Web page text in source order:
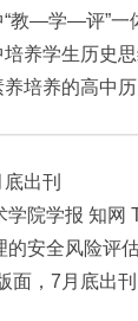
“教—学—评”一
养学生历史
培养的高中
出刊
院学报 知网
的安全风险评
面，7月底出刊